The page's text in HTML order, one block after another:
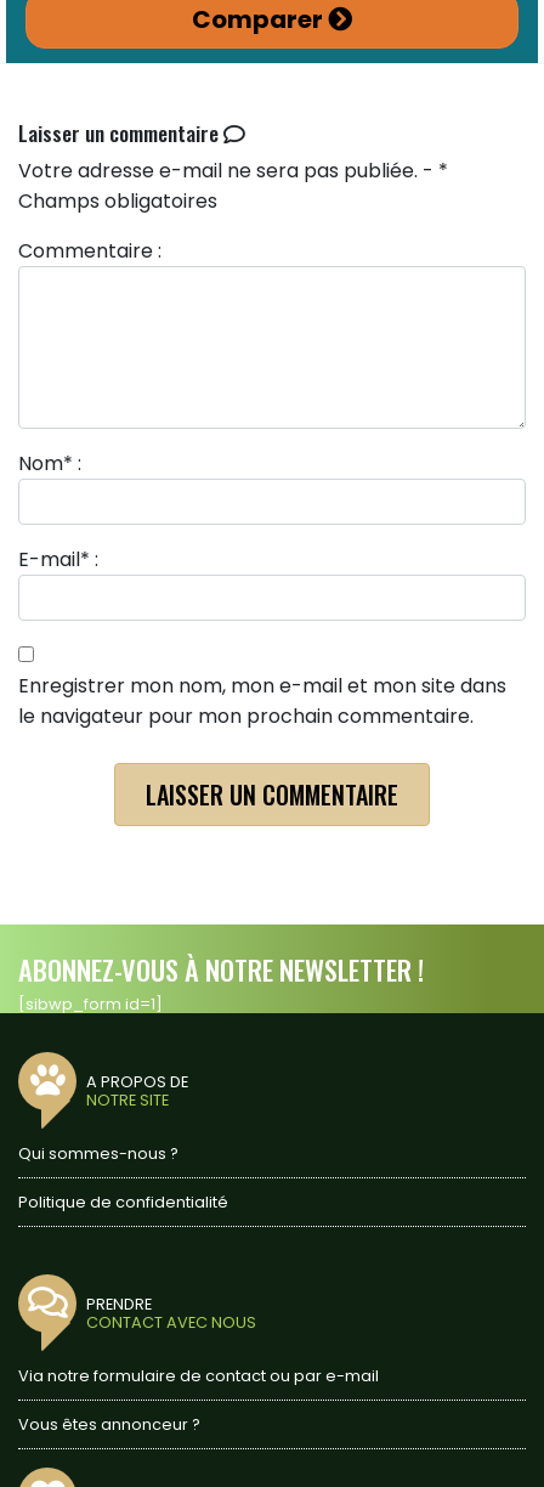
Comparer
Laisser un commentaire
Votre adresse e-mail ne sera pas publiée. - *
Champs obligatoires
Commentaire :
Nom* :
E-mail* :
Enregistrer mon nom, mon e-mail et mon site dans
le navigateur pour mon prochain commentaire.
ABONNEZ-VOUS À NOTRE NEWSLETTER !
[sibwp_form id=1]
A PROPOS DE
NOTRE SITE
Qui sommes-nous ?
Politique de confidentialité
PRENDRE
CONTACT AVEC NOUS
Via notre formulaire de contact ou par e-mail
Vous êtes annonceur ?